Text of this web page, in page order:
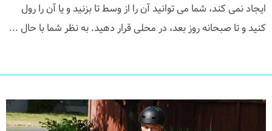
ایجاد نمی کند، شما می توانید آن را از وسط تا بزنید و یا آن را رول
کنید و تا صبحانه روز بعد، در محلی قرار دهید. به نظر شما با حال ...